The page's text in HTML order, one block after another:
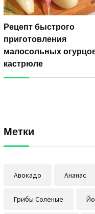
Рецепт быстрого
приготовления
малосольных
кастрюле
Метки
Авокадо Ананас
Грибы Соленые